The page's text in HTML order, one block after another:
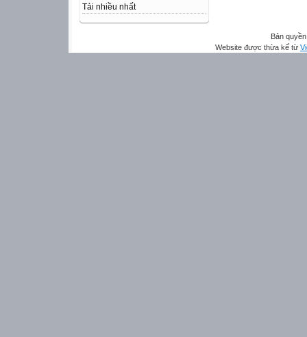
Tải nhiều nhất
Bản
Website được thừa kế từ